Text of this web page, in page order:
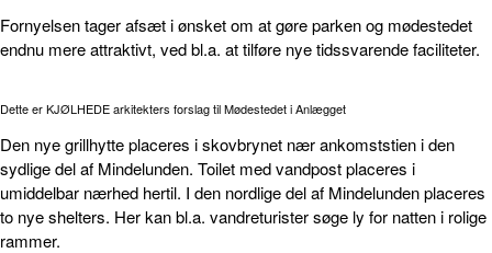
Fornyelsen tager afsæt i ønsket om at gøre parken og mødestedet
endnu mere attraktivt, ved bl.a. at tilføre nye tidssvarende faciliteter.
Dette er KJØLHEDE arkitekters forslag til Mødestedet i Anlægget
Den nye grillhytte placeres i skovbrynet nær ankomststien i den
sydlige del af Mindelunden. Toilet med vandpost placeres i
umiddelbar nærhed hertil. I den nordlige del af Mindelunden placeres
to nye shelters. Her kan bl.a. vandreturister søge ly for natten i rolige
rammer.